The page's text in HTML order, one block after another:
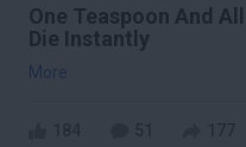
One Teaspoon And
Die Instantly
More